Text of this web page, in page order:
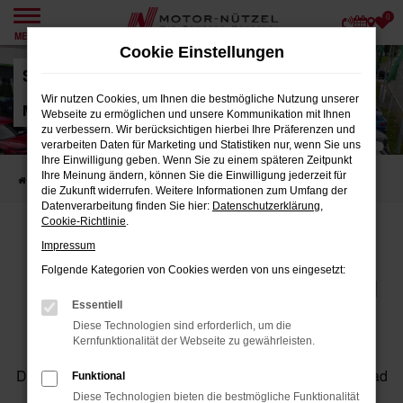
Zum
Hauptinhalt
MENÜ
0
Standort Škoda Himmelkron
Motor-Nützel Vertriebs-GmbH
Startseite Standorte Škoda Himmelkron
ŠKODA HIMMELKRON
IHR ŠKODA PARTNER IN DER
Škoda kauft man bei Motor-Nützel – zum Beispiel in
Dank der direkten Lage an der Autobahn A9 (Ausfahrt Bad
Berneck / Himmelkron) erreichen Sie uns schnell aus
Cookie Einstellungen
Wir nutzen Cookies, um Ihnen die bestmögliche Nutzung unserer
Webseite zu ermöglichen und unsere Kommunikation mit Ihnen
zu verbessern. Wir berücksichtigen hierbei Ihre Präferenzen und
verarbeiten Daten für Marketing und Statistiken nur, wenn Sie uns
Ihre Einwilligung geben. Wenn Sie zu einem späteren Zeitpunkt
Ihre Meinung ändern, können Sie die Einwilligung jederzeit für
die Zukunft widerrufen. Weitere Informationen zum Umfang der
Datenverarbeitung finden Sie hier: Datenschutzerklärung,
Cookie-Richtlinie.
Impressum
Folgende Kategorien von Cookies werden von uns eingesetzt:
Essentiell
Diese Technologien sind erforderlich, um die
Kernfunktionalität der Webseite zu gewährleisten.
Funktional
Diese Technologien bieten die bestmögliche Funktionalität